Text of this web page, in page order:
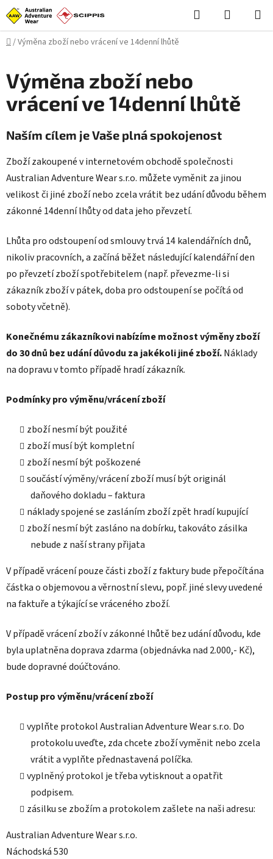
Přejít
na
obsah
Hledat
KOŠÍK
Domů
/Výměna zboží nebo vrácení ve 14denní lhůtě
Výměna zboží nebo
vrácení ve 14denní lhůtě
Naším cílem je Vaše plná spokojenost
Zboží zakoupené v internetovém obchodě společnosti
Australian Adventure Wear s.r.o. můžete vyměnit za jinou
velikost či jiné zboží nebo zcela vrátit bez udání důvodu během
zákonné 14denní lhůty od data jeho převzetí.
Lhůta pro odstoupení od smlouvy trvá 14 kalendářních dnů,
nikoliv pracovních, a začíná běžet následující kalendářní den
po převzetí zboží spotřebitelem (např. převezme-li si
zákazník zboží v pátek, doba pro odstoupení se počítá od
soboty včetně).
Konečnému zákazníkovi nabízíme možnost výměny zboží
do 30 dnů bez udání důvodu za jakékoli jiné zboží.Náklady
na dopravu v tomto případě hradí zákazník.
Podmínky pro výměnu/vrácení zboží
zboží nesmí být použité
zboží musí být kompletní
zboží nesmí být poškozené
součástí výměny/vrácení zboží musí být originál
daňového dokladu – faktura
náklady spojené se zasláním zboží zpět hradí kupující
zboží nesmí být zasláno na dobírku, takováto zásilka
nebude z naší strany přijata
V případě vrácení pouze části zboží z faktury bude přepočítána
částka o objemovou a věrnostní slevu, popř. jiné slevy uvedené
na faktuře a týkající se vráceného zboží.
V případě vrácení zboží v zákonné lhůtě bez udání důvodu, kde
byla uplatněna doprava zdarma (objednávka nad 2.000,- Kč),
bude dopravné doúčtováno.
Postup pro výměnu/vrácení zboží
vyplňte protokol Australian Adventure Wear s.r.o. Do
protokolu uveďte, zda chcete zboží vyměnit nebo zcela
vrátit a vyplňte přednastavená políčka.
vyplněný protokol je třeba vytisknout a opatřit
podpisem.
zásilku se zbožím a protokolem zašlete na naši adresu:
Australian Adventure Wear s.r.o.
Náchodská 530